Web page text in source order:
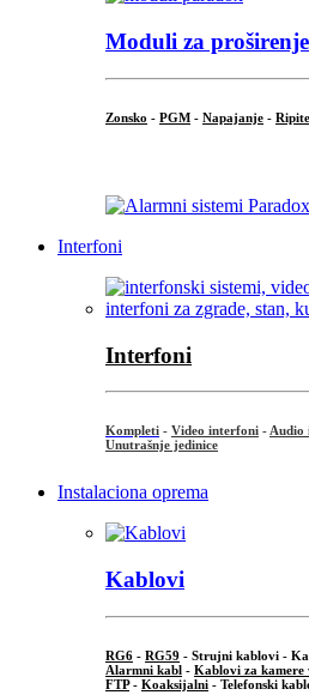
Moduli za proširenje
Zonsko - PGM - Napajanje -
Interfoni
Interfoni
Kompleti - Video interfoni - Audio
Unutrašnje jedinice
Instalaciona oprema
Kablovi
RG6 - RG59 - Strujni kablovi -
Alarmni kabl - Kablovi za kamere
FTP- Koaksijalni - Telefonski